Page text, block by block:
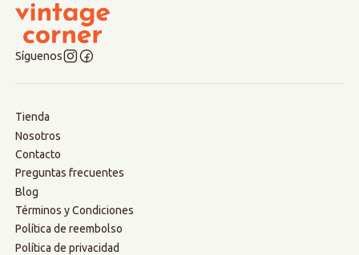
Síguenos
Tienda
Nosotros
Contacto
Preguntas frecuentes
Blog
Términos y Condiciones
Política de reembolso
Política de privacidad